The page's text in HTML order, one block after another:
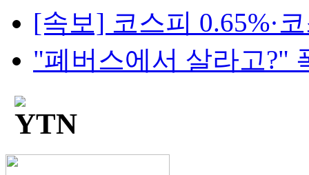
[속보] 코스피 0.65%·
"폐버스에서 살라고?"